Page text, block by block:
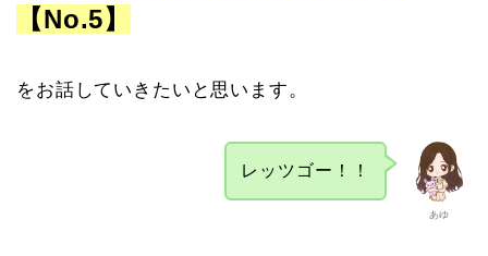
【No.5】
をお話していきたいと思います。
あゆ
レッツゴー！！